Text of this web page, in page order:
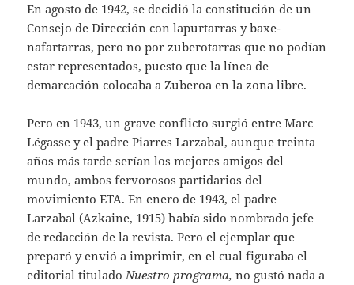
En agosto de 1942, se decidió la constitución de un
Consejo de Dirección con lapurtarras y baxe-
nafartarras, pero no por zuberotarras que no podían
estar representados, puesto que la línea de
demarcación colocaba a Zuberoa en la zona libre.
Pero en 1943, un grave conflicto surgió entre Marc
Légasse y el padre Piarres Larzabal, aunque treinta
años más tarde serían los mejores amigos del
mundo, ambos fervorosos partidarios del
movimiento ETA. En enero de 1943, el padre
Larzabal (Azkaine, 1915) había sido nombrado jefe
de redacción de la revista. Pero el ejemplar que
preparó y envió a imprimir, en el cual figuraba el
editorial tituladoNuestro programa, no gustó nada a